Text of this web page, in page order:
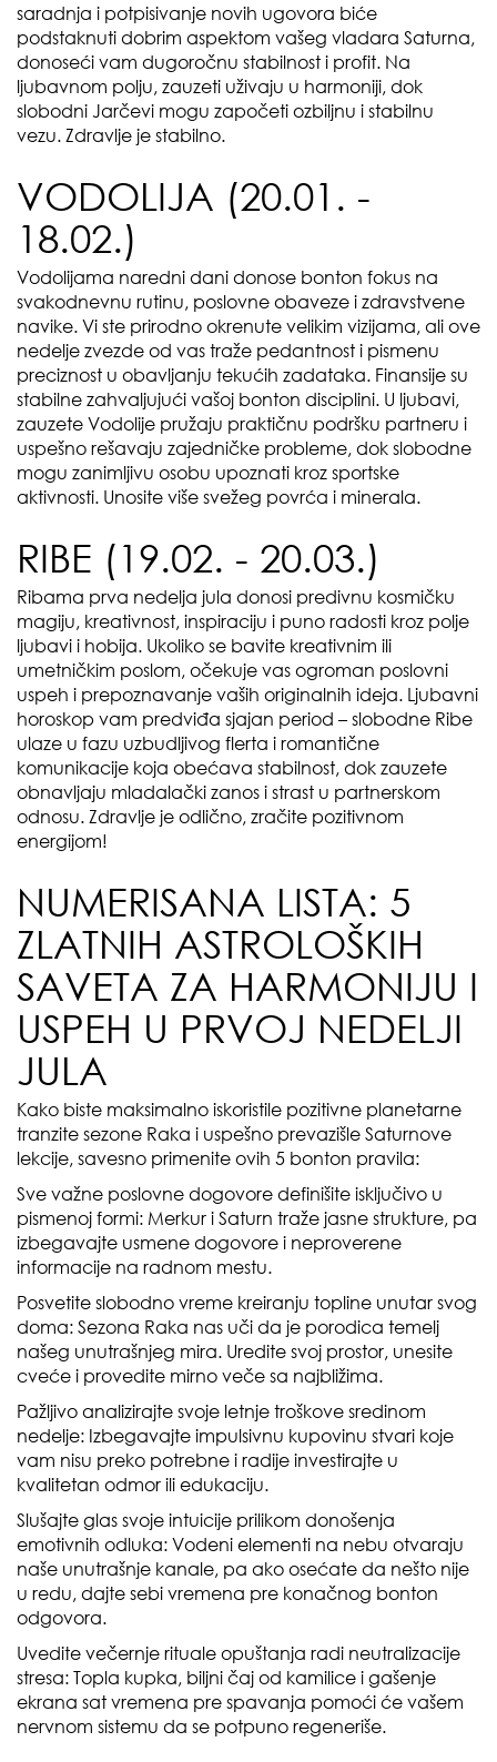
saradnja i potpisivanje novih ugovora biće
podstaknuti dobrim aspektom vašeg vladara Saturna,
donoseći vam dugoročnu stabilnost i profit. Na
ljubavnom polju, zauzeti uživaju u harmoniji, dok
slobodni Jarčevi mogu započeti ozbiljnu i stabilnu
vezu. Zdravlje je stabilno.
VODOLIJA (20.01. -
18.02.)
Vodolijama naredni dani donose bonton fokus na
svakodnevnu rutinu, poslovne obaveze i zdravstvene
navike. Vi ste prirodno okrenute velikim vizijama, ali ove
nedelje zvezde od vas traže pedantnost i pismenu
preciznost u obavljanju tekućih zadataka. Finansije su
stabilne zahvaljujući vašoj bonton disciplini. U ljubavi,
zauzete Vodolije pružaju praktičnu podršku partneru i
uspešno rešavaju zajedničke probleme, dok slobodne
mogu zanimljivu osobu upoznati kroz sportske
aktivnosti. Unosite više svežeg povrća i minerala.
RIBE (19.02. - 20.03.)
Ribama prva nedelja jula donosi predivnu kosmičku
magiju, kreativnost, inspiraciju i puno radosti kroz polje
ljubavi i hobija. Ukoliko se bavite kreativnim ili
umetničkim poslom, očekuje vas ogroman poslovni
uspeh i prepoznavanje vaših originalnih ideja. Ljubavni
horoskop vam predviđa sjajan period – slobodne Ribe
ulaze u fazu uzbudljivog flerta i romantične
komunikacije koja obećava stabilnost, dok zauzete
obnavljaju mladalački zanos i strast u partnerskom
odnosu. Zdravlje je odlično, zračite pozitivnom
energijom!
NUMERISANA LISTA: 5
ZLATNIH ASTROLOŠKIH
SAVETA ZA HARMONIJU I
USPEH U PRVOJ NEDELJI
JULA
Kako biste maksimalno iskoristile pozitivne planetarne
tranzite sezone Raka i uspešno prevazišle Saturnove
lekcije, savesno primenite ovih 5 bonton pravila:
Sve važne poslovne dogovore definišite isključivo u
pismenoj formi: Merkur i Saturn traže jasne strukture, pa
izbegavajte usmene dogovore i neproverene
informacije na radnom mestu.
Posvetite slobodno vreme kreiranju topline unutar svog
doma: Sezona Raka nas uči da je porodica temelj
našeg unutrašnjeg mira. Uredite svoj prostor, unesite
cveće i provedite mirno veče sa najbližima.
Pažljivo analizirajte svoje letnje troškove sredinom
nedelje: Izbegavajte impulsivnu kupovinu stvari koje
vam nisu preko potrebne i radije investirajte u
kvalitetan odmor ili edukaciju.
Slušajte glas svoje intuicije prilikom donošenja
emotivnih odluka: Vodeni elementi na nebu otvaraju
naše unutrašnje kanale, pa ako osećate da nešto nije
u redu, dajte sebi vremena pre konačnog bonton
odgovora.
Uvedite večernje rituale opuštanja radi neutralizacije
stresa: Topla kupka, biljni čaj od kamilice i gašenje
ekrana sat vremena pre spavanja pomoći će vašem
nervnom sistemu da se potpuno regeneriše.